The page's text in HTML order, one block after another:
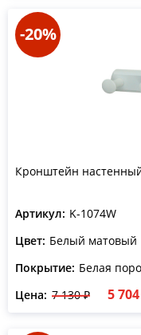
-20%
Кронштейн
Артикул: K-1074W
Цвет: Белый матовый
Покрытие: Белая
Цена: 7 130 ₽ 5